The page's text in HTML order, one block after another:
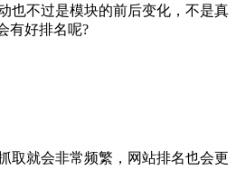
也不过是模块的前后变化，不是真
有好排名呢?
取就会非常频繁，网站排名也会更